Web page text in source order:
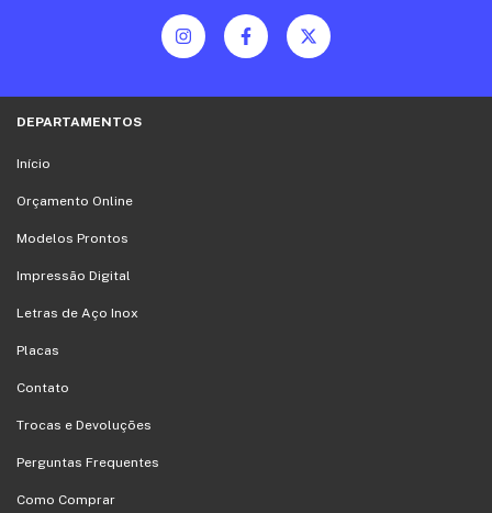
DEPARTAMENTOS
Início
Orçamento Online
Modelos Prontos
Impressão Digital
Letras de Aço Inox
Placas
Contato
Trocas e Devoluções
Perguntas Frequentes
Como Comprar